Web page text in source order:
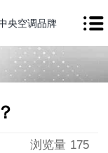
央空调品牌
浏览量 175